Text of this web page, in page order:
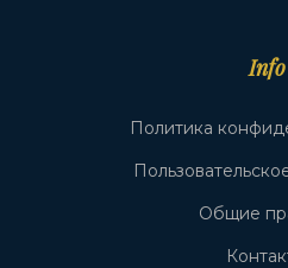
Info
Политика
Общие